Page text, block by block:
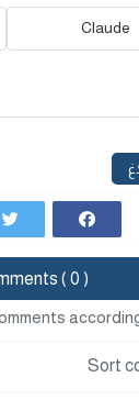
Claude
( 0 )